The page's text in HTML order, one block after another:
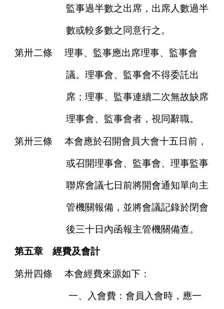
監事過半數之出席，出席人數過半
數或較多數之同意行之。
第卅二條 理事、監事應出席理事、監事會
議。理事會、監事會不得委託出
席；理事、監事連續二次無故缺席
理事會、監事會者，視同辭職。
第卅三條 本會應於召開會員大會十五日前，
或召開理事會、監事會、理事監事
聯席會議七日前將開會通知單向主
管機關報備，並將會議記錄於閉會
後三十日內函報主管機關備查。
第五章 經費及會計
第卅四條 本會經費來源如下：
一、入會費：會員入會時，應一